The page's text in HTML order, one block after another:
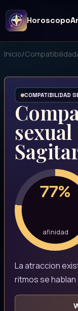
Inicio/Compatibilidad
COMPATIBILIDAD
77%
afinidad
La atraccion
ritmos se hablan